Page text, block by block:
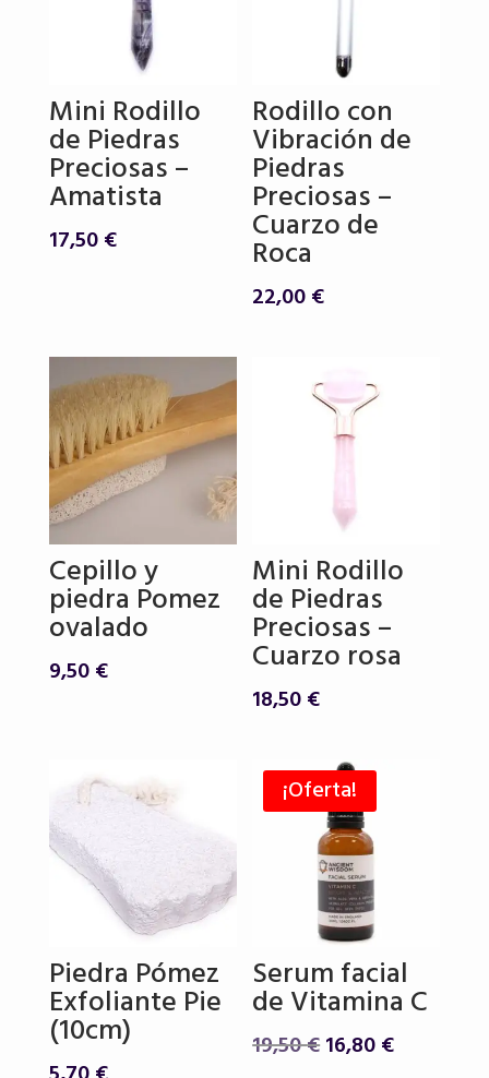
Mini Rodillo
de Piedras
Preciosas –
Amatista
17,50€
Rodillo con
Vibración de
Piedras
Preciosas –
Cuarzo de
Roca
22,00€
Cepillo y
piedra Pomez
ovalado
9,50€
Mini Rodillo
de Piedras
Preciosas –
Cuarzo rosa
18,50€
Piedra Pómez
Exfoliante Pie
(10cm)
¡Oferta!
Serum facial
de Vitamina C
19,50€El
16,80€El